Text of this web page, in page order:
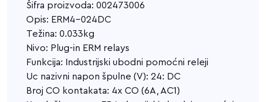
Šifra proizvoda: 002473006
Opis: ERM4-024DC
Težina: 0.033kg
Nivo: Plug-in ERM relays
Funkcija: Industrijski ubodni pomoćni releji
Uc nazivni napon špulne (V): 24: DC
Broj CO kontakata: 4x CO (6A, AC1)